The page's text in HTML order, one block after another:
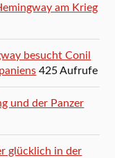
am Krieg
besucht Conil
425 Aufrufe
und der Panzer
glücklich in der